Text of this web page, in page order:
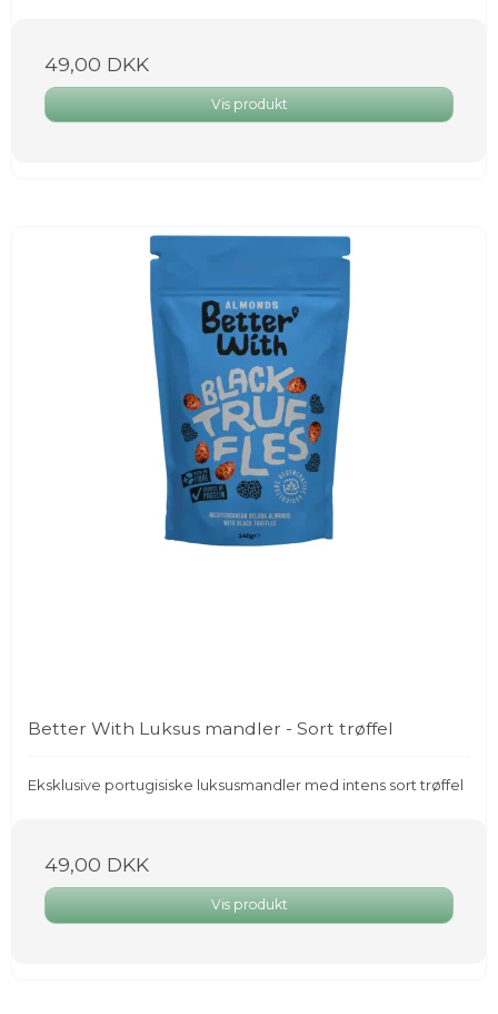
49,00 DKK
Vis produkt
Better With Luksus mandler - Sort trøffel
Eksklusive portugisiske luksusmandler med intens sort trøffel
49,00 DKK
Vis produkt